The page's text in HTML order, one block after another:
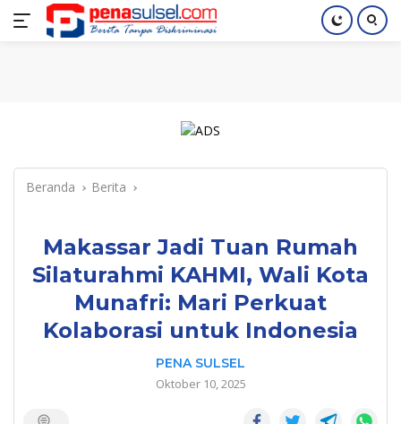
Langsung
Home Nasional Pendidikan Index
Beranda Berita
Makassar Jadi Tuan Rumah
Silaturahmi KAHMI, Wali Kota
Munafri: Mari Perkuat
Kolaborasi untuk Indonesia
PENA SULSEL
Oktober 10, 2025